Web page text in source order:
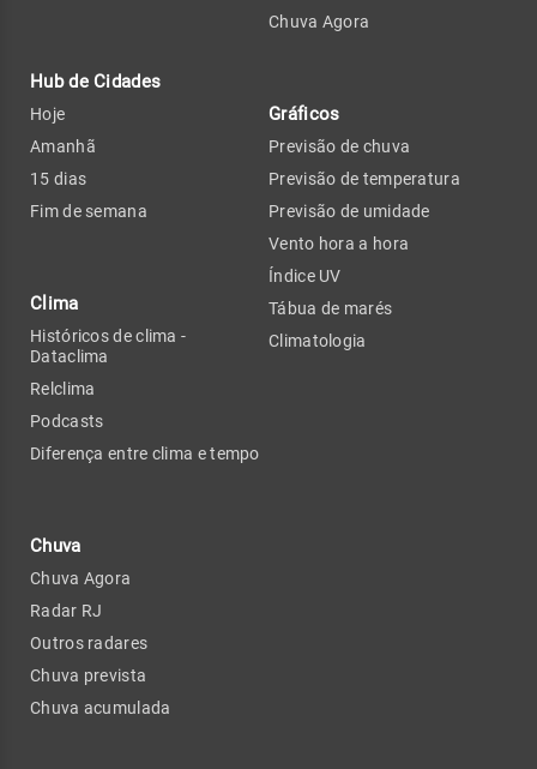
Hub de Cidades
Hoje
Amanhã
15 dias
Fim de semana
Clima
Históricos de clima -
Dataclima
Relclima
Podcasts
Diferença entre clima e tempo
Chuva
Chuva Agora
Radar RJ
Outros radares
Chuva prevista
Chuva acumulada
Chuva Agora
Gráficos
Previsão de chuva
Previsão de temperatura
Previsão de umidade
Vento hora a hora
Índice UV
Tábua de marés
Climatologia